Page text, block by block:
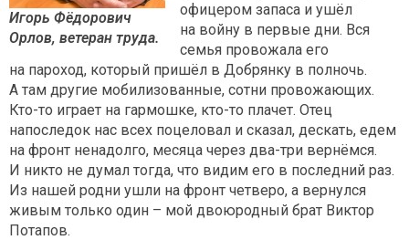
Игорь Фёдорович
Орлов, ветеран труда.
офицером запаса и ушёл
на войну в первые дни. Вся
семья провожала его
на пароход, который пришёл в Добрянку в полночь.
А там другие мобилизованные, сотни провожающих.
Кто-то играет на гармошке, кто-то плачет. Отец
напоследок нас всех поцеловал и сказал, дескать, едем
на фронт ненадолго, месяца через два-три вернёмся.
И никто не думал тогда, что видим его в последний раз.
Из нашей родни ушли на фронт четверо, а вернулся
живым только один – мой двоюродный брат Виктор
Потапов.